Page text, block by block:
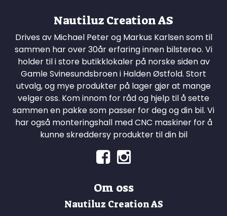
Nautiluz Creation AS
Drives av Michael Peter og Markus Karlsen som til
sammen har over 30år erfaring innen bilstereo. Vi
holder til i store butikklokaler på norske siden av
Gamle Svinesundsbroen i Halden Østfold. Stort
utvalg, og mye produkter på lager gjør at mange
velger oss. Kom innom for råd og hjelp til å sette
sammen en pakke som passer for deg og din bil. Vi
har også monteringshall med CNC maskiner for å
kunne skreddersy produkter til din bil
Om oss
Nautiluz Creation AS